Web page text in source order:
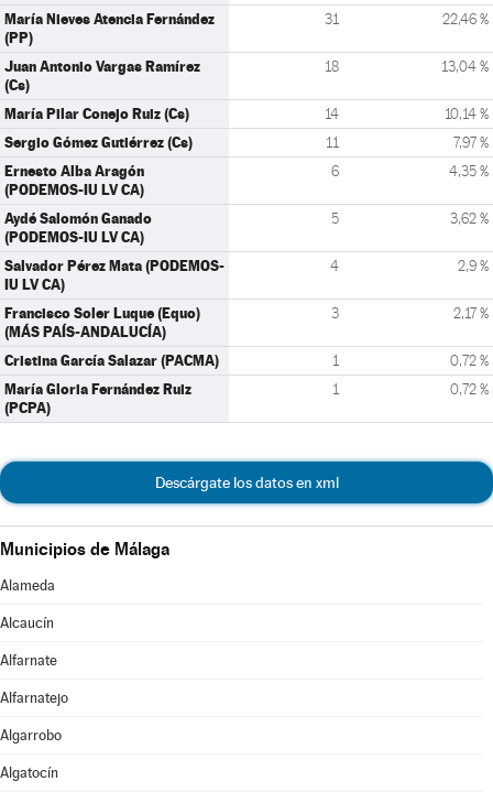
María Nieves Atencia Fernández
(PP)
31 22,46 %
Juan Antonio Vargas Ramírez
(Cs)
18 13,04 %
María Pilar Conejo Ruiz (Cs) 14 10,14 %
Sergio Gómez Gutiérrez (Cs) 11 7,97 %
Ernesto Alba Aragón
(PODEMOS-IU LV CA)
6 4,35 %
Aydé Salomón Ganado
(PODEMOS-IU LV CA)
5 3,62 %
Salvador Pérez Mata (PODEMOS-
IU LV CA)
4 2,9 %
Francisco Soler Luque (Equo)
(MÁS PAÍS-ANDALUCÍA)
3 2,17 %
Cristina García Salazar (PACMA) 1 0,72 %
María Gloria Fernández Ruiz
(PCPA)
1 0,72 %
Descárgate los datos en xml
Municipios de Málaga
Alameda
Alcaucín
Alfarnate
Alfarnatejo
Algarrobo
Algatocín